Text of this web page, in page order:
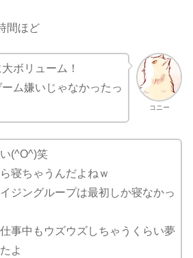
間ほど
コニー
ボリューム！
ム嫌いじゃなかったっ
(^O^)笑
寝ちゃうんだよねｗ
ジングループは最初しか寝なかっ
事中もウズウズしちゃうくらい夢
よ